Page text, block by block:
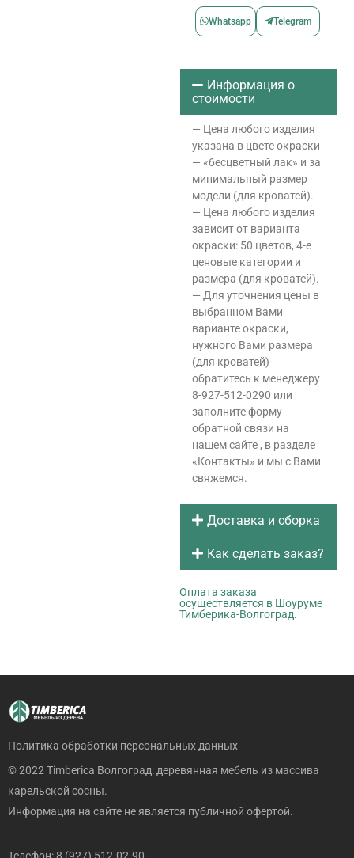
Whatsapp Telegram
Информация о
стоимости
— Цена любого изделия
указана в цвете окраски
— «бесцветный лак» и за
минимальный размер
модели (для кроватей).
— Цена любого изделия
зависит от варианта
окраски: 50 цветов, 4-е
ценовые категории и
размера (для кроватей).
— Для уточнения цены в
выбранном Вами
варианте окраски,
нужного Вами размера
(для кроватей)
обратитесь к менеджеру
8-927-512-0290 или
заполните форму
обратной связи на
нашем сайте , в разделе
«Контакты» и мы с Вами
свяжемся.
Доставка и сборка
Как сделать заказ?
Оплата заказа
осуществляется в Шоуруме
Тимберика-Волгоград.
Политика обработки персональных данных
© 2022 Timberica Волгоград: деревянная мебель из массива
карельской сосны.
Информация на сайте не является публичной офертой.
Телефон: 8 (927) 512-02-90